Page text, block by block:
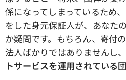
係になってしまっているため
をした身元保証人が、あなた
か疑問です。もちろん、寄付
法人ばかりではありませんし、
トサービスを運用されている